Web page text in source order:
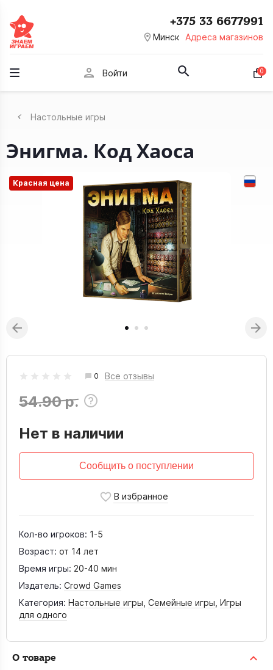
room Минск Адреса магазинов
+375 33 6677991
person Войти 0
Настольные игры
Энигма. Код Хаоса
Красная цена
0 Все отзывы
54.90 р.
Нет в наличии
Сообщить о поступлении
Кол-во игроков: 1-5
Возраст: от 14 лет
Время игры: 20-40 мин
Издатель: Crowd Games
Категория: Настольные игры Семейные игры Игры
для одного
О товаре